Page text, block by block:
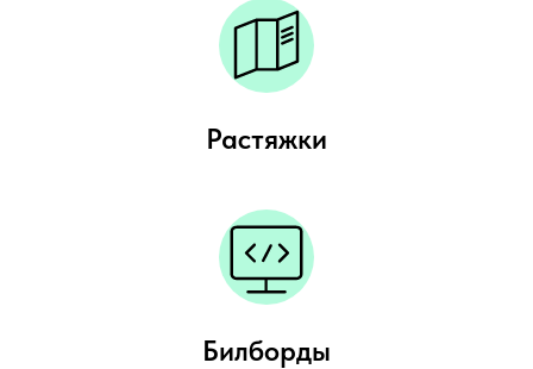
Растяжки
Билборды